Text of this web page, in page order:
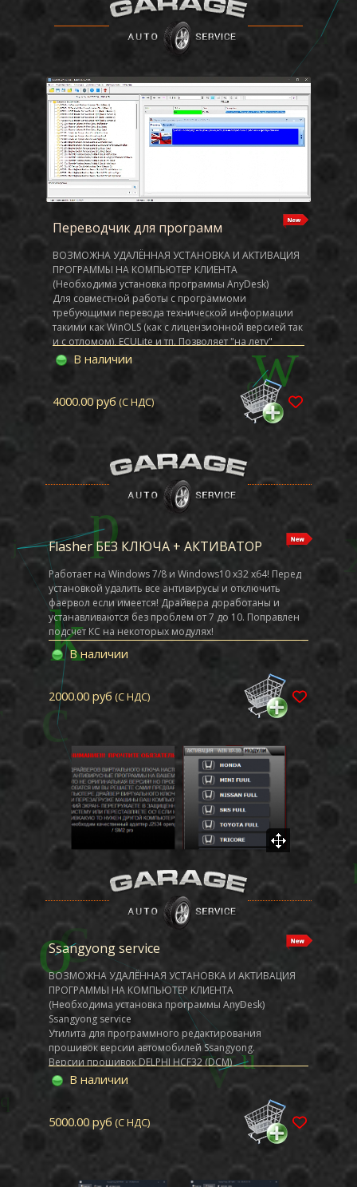
Переводчик для программ
ВОЗМОЖНА УДАЛЁННАЯ УСТАНОВКА И АКТИВАЦИЯ
ПРОГРАММЫ НА КОМПЬЮТЕР КЛИЕНТА
(Необходима установка программы AnyDesk)
Для совместной работы с программоми
требующими перевода технической информации
такими как WinOLS (как с лицензионной версией так
и с отломом), ECULite и тп. Позволяет "на лету"
переводить на Русский язык скопированную в
буфер информацию на английском и немецком
языках. Добавлена возможность выбора перевода с
Немецкого языка на Английский. Активация на 1
рабочее место.
В наличии
4000.00 руб (С НДС)
Flasher БЕЗ КЛЮЧА + АКТИВАТОР
Работает на Windows 7/8 и Windows10 x32 x64! Перед
установкой удалить все антивирусы и отключить
фаервол если имеется! Драйвера доработаны и
устанавливаются без проблем от 7 до 10. Поправлен
подсчет КС на некоторых модулях!
Для работы с этим флешером можно использовать
адаптеры openport 2.0 (оригинал), mini VCI, Сканматик
2, Диалинк, Мангуст, ЧипСофт
В наличии
2000.00 руб (С НДС)
Ssangyong service
ВОЗМОЖНА УДАЛЁННАЯ УСТАНОВКА И АКТИВАЦИЯ
ПРОГРАММЫ НА КОМПЬЮТЕР КЛИЕНТА
(Необходима установка программы AnyDesk)
Ssangyong service
Утилита для программного редактирования
прошивок версии автомобилей Ssangyong.
Версии прошивок DELPHI HCF32 (DCM)
Полное программное удаление системы EGR
Активация режима "Доместик"
Включение ТУРБО_ТАЙМЕРА в системе управления
двигателем (от 5 до 65 сек.)
Режим полного отключения механизма VGT.
В наличии
5000.00 руб (С НДС)